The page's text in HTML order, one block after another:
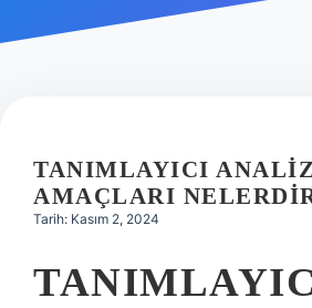
Hakkımızda
TANIMLAYICI
AMAÇLARI
Tarih: Kasım 2, 2024